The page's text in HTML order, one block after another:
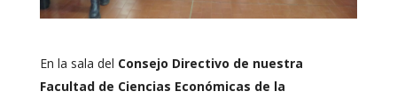
En la sala del Consejo Directivo de nuestra
Facultad de Ciencias Económicas de la